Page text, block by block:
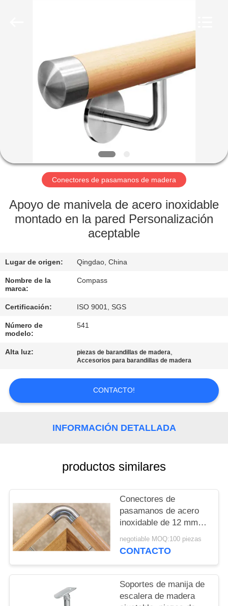
PRODUCTOS
VIAJE
LA
FÁBRICA
DE
CALIDAD
EN
CONTACTO
NOTICIAS
MAPA
DEL
SITIO
PRIVACY
POLICY
Conectores de pasamanos de madera
Apoyo de manivela de acero inoxidable
montado en la pared Personalización
aceptable
Lugar de origen: Qingdao, China
Nombre de la
marca:
Compass
Certificación: ISO 9001, SGS
Número de
modelo:
541
Alta luz: piezas de barandillas de madera,
Accesorios para barandillas de madera
CONTACTO!
INFORMACIÓN DETALLADA
productos similares
Conectores de
pasamanos de acero
inoxidable de 12 mm
para escaleras
negotiable MOQ:100 piezas
CONTACTO
Soportes de manija de
escalera de madera